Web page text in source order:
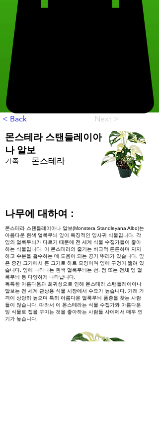
< Back Next >
몬스테라 스탠들레이아
나 알보
가족 : 몬스테라
나무에 대하여 :
몬스테라 스탠들레이아나 알보(Monstera Standleyana Albo)는
아름다운 흰색 얼룩무늬 잎이 특징적인 잎사귀 식물입니다. 각
잎의 얼룩무늬가 다르기 때문에 전 세계 식물 수집가들이 좋아
하는 식물입니다. 이 몬스테라의 줄기는 비교적 튼튼하며 지지
하고 수분을 흡수하는 데 도움이 되는 공기 뿌리가 있습니다. 잎
은 중간 크기에서 큰 크기로 하트 모양이며 잎에 구멍이 뚫려 있
습니다. 잎에 나타나는 흰색 얼룩무늬는 선, 점 또는 전체 잎 얼
룩무늬 등 다양하게 나타납니다.
독특한 아름다움과 희귀성으로 인해 몬스테라 스탠들레이아나
알보는 전 세계 관상용 식물 시장에서 수요가 높습니다. 거래 가
격이 상당히 높으며 특히 아름다운 얼룩무늬 품종을 찾는 사람
들이 많습니다. 따라서 이 몬스테라는 식물 수집가와 아름다운
잎 식물로 집을 꾸미는 것을 좋아하는 사람들 사이에서 매우 인
기가 높습니다.